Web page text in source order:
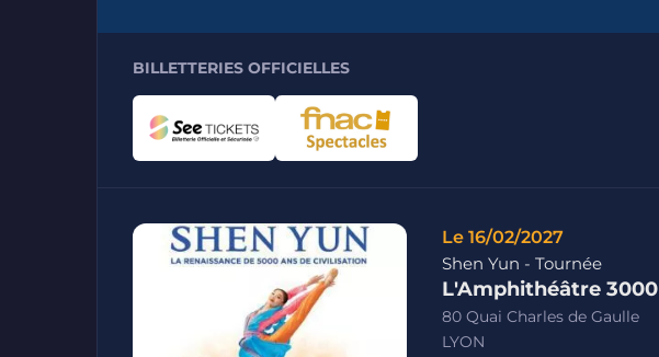
BILLETTERIES OFFICIELLES
Le 16/02/2027
Shen Yun - Tournée
L'Amphithéâtre 3000
80 Quai Charles de Gaulle
LYON